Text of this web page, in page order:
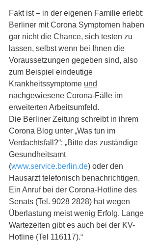
Fakt ist – in der eigenen Familie erlebt:
Berliner mit Corona Symptomen haben
gar nicht die Chance, sich testen zu
lassen, selbst wenn bei Ihnen die
Voraussetzungen gegeben sind, also
zum Beispiel eindeutige
Krankheitssymptome und
nachgewiesene Corona-Fälle im
erweiterten Arbeitsumfeld.
Die Berliner Zeitung schreibt in ihrem
Corona Blog unter „Was tun im
Verdachtsfall?“: „Bitte das zuständige
Gesundheitsamt
(www.service.berlin.de) oder den
Hausarzt telefonisch benachrichtigen.
Ein Anruf bei der Corona-Hotline des
Senats (Tel. 9028 2828) hat wegen
Überlastung meist wenig Erfolg. Lange
Wartezeiten gibt es auch bei der KV-
Hotline (Tel 116117).“